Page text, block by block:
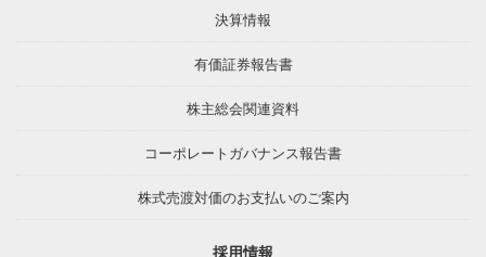
決算情報
有価証券報告書
株主総会関連資料
コーポレートガバナンス報告書
株式売渡対価のお支払いのご案内
採用情報